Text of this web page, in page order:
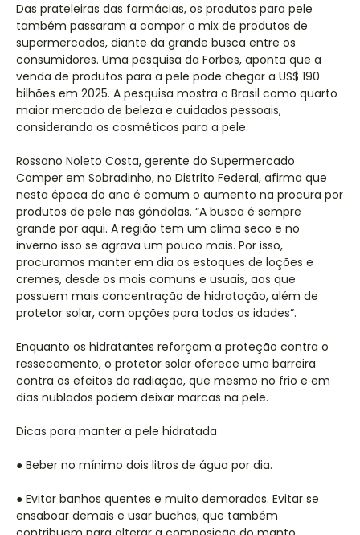
Das prateleiras das farmácias, os produtos para pele
também passaram a compor o mix de produtos de
supermercados, diante da grande busca entre os
consumidores. Uma pesquisa da Forbes, aponta que a
venda de produtos para a pele pode chegar a US$ 190
bilhões em 2025. A pesquisa mostra o Brasil como quarto
maior mercado de beleza e cuidados pessoais,
considerando os cosméticos para a pele.
Rossano Noleto Costa, gerente do Supermercado
Comper em Sobradinho, no Distrito Federal, afirma que
nesta época do ano é comum o aumento na procura por
produtos de pele nas gôndolas. “A busca é sempre
grande por aqui. A região tem um clima seco e no
inverno isso se agrava um pouco mais. Por isso,
procuramos manter em dia os estoques de loções e
cremes, desde os mais comuns e usuais, aos que
possuem mais concentração de hidratação, além de
protetor solar, com opções para todas as idades”.
Enquanto os hidratantes reforçam a proteção contra o
ressecamento, o protetor solar oferece uma barreira
contra os efeitos da radiação, que mesmo no frio e em
dias nublados podem deixar marcas na pele.
Dicas para manter a pele hidratada
● Beber no mínimo dois litros de água por dia.
● Evitar banhos quentes e muito demorados. Evitar se
ensaboar demais e usar buchas, que também